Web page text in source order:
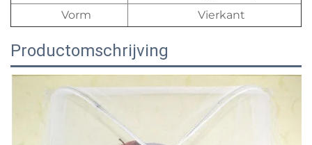
Vorm
Vierkant
Productomschrijving